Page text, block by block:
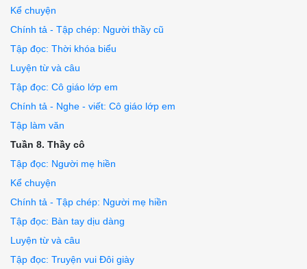
Kể chuyện
Chính tả - Tập chép: Người thầy cũ
Tập đọc: Thời khóa biểu
Luyện từ và câu
Tập đọc: Cô giáo lớp em
Chính tả - Nghe - viết: Cô giáo lớp em
Tập làm văn
Tuần 8. Thầy cô
Tập đọc: Người mẹ hiền
Kể chuyện
Chính tả - Tập chép: Người mẹ hiền
Tập đọc: Bàn tay dịu dàng
Luyện từ và câu
Tập đọc: Truyện vui Đôi giày